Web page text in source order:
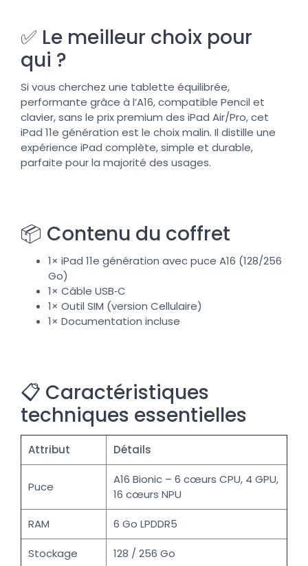
✅ Le meilleur choix pour
qui ?
Si vous cherchez une tablette équilibrée,
performante grâce à l’A16, compatible Pencil et
clavier, sans le prix premium des iPad Air/Pro, cet
iPad 11e génération est le choix malin. Il distille une
expérience iPad complète, simple et durable,
parfaite pour la majorité des usages.
📦 Contenu du coffret
1× iPad 11e génération avec puce A16 (128/256
Go)
1× Câble USB‑C
1× Outil SIM (version Cellulaire)
1× Documentation incluse
📋 Caractéristiques
techniques essentielles
Attribut Détails
Puce
A16 Bionic – 6 cœurs CPU, 4 GPU,
16 cœurs NPU
RAM 6 Go LPDDR5
Stockage 128 / 256 Go